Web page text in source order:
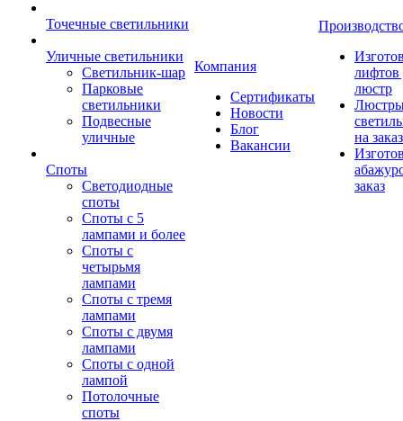
Точечные светильники
Уличные светильники
Светильник-шар
Парковые
светильники
Подвесные
уличные
Споты
Светодиодные
споты
Споты с 5
лампами и более
Споты с
четырьмя
лампами
Споты с тремя
лампами
Споты с двумя
лампами
Споты с одной
лампой
Потолочные
споты
Компания
Сертификаты
Новости
Блог
Вакансии
лифтов
люстр
на заказ
заказ